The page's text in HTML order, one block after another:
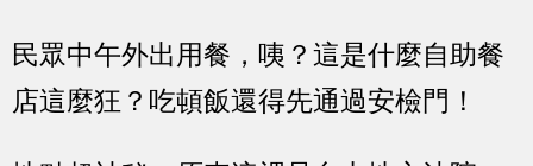
民眾中午外出用餐，咦？這是什麼自助餐
店這麼狂？吃頓飯還得先通過安檢門！